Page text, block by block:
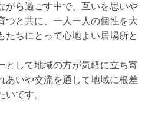
がら過ごす中で、互いを思いや
つと共に、一人一人の個性を大
たちにとって心地よい居場所と
として地域の方が気軽に立ち寄
あいや交流を通して地域に根差
いです。